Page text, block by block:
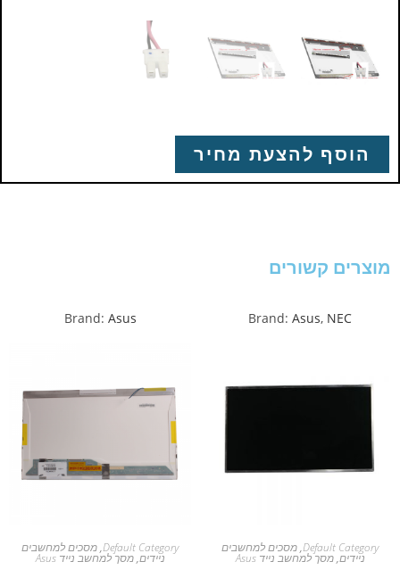
הוסף להצעת מחיר
מוצרים קשורים
Brand: Asus, NEC
Default Category
,מסכים למחשבים
ניידים,מסך למחשב נייד Asus
Brand: Asus
Default Category
,מסכים למחשבים
ניידים,מסך למחשב נייד Asus